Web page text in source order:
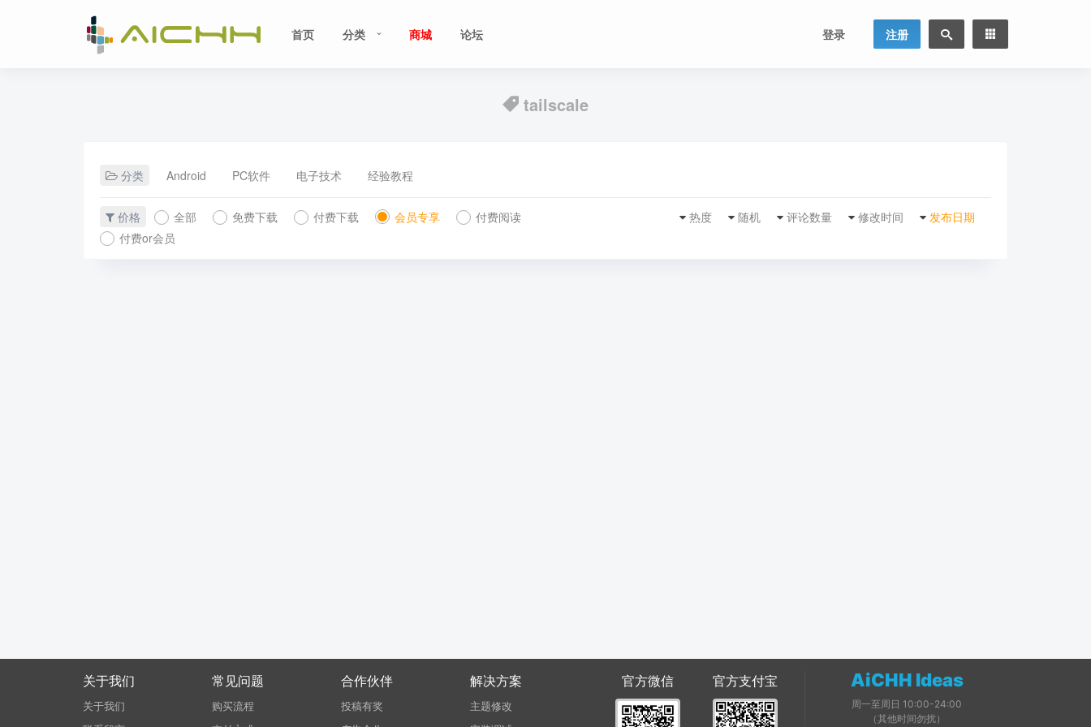
首页 分类 商城 论坛 登录 注册
tailscale
分类 Android PC软件 电子技术 经验教程
价格 全部 免费下载 付费下载 会员专享
付费阅读
付费or会员
发布日期
修改时间
评论数量
随机
热度
关于我们
关于我们
常见问题
购买流程
合作伙伴
投稿有奖
解决方案
主题修改
官方微信 官方支付宝 AiCHH Ideas
周一至周日 10:00-24:00
（其他时间勿扰）